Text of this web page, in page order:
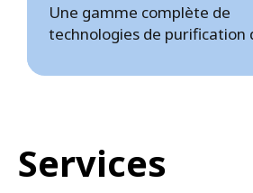
Une gamme complète de
technologies de purification
Services